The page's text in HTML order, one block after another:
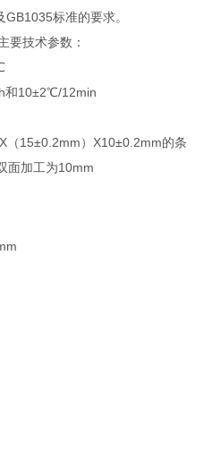
标准的要求。
要技术参数：
和10±2℃/12min
（15±0.2mm）X10±0.2mm的条
面加工为10mm